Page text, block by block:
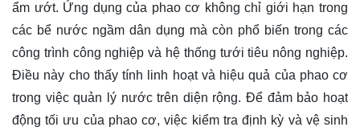
ẩm ướt. Ứng dụng của phao cơ không chỉ giới hạn trong
các bể nước ngầm dân dụng mà còn phổ biến trong các
công trình công nghiệp và hệ thống tưới tiêu nông nghiệp.
Điều này cho thấy tính linh hoạt và hiệu quả của phao cơ
trong việc quản lý nước trên diện rộng. Để đảm bảo hoạt
động tối ưu của phao cơ, việc kiểm tra định kỳ và vệ sinh